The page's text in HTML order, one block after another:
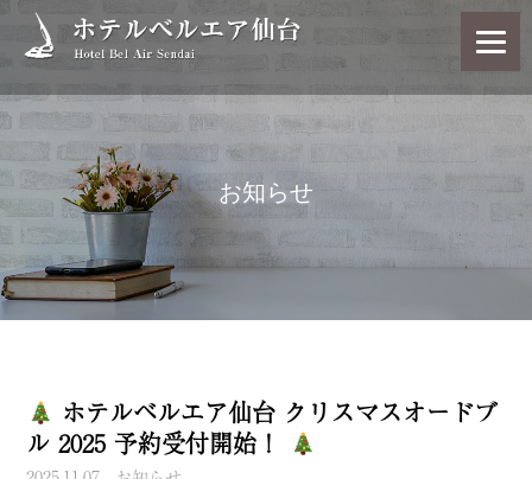
お知らせ
ホテルベルエア仙台 クリスマスオードブ
ル 2025 予約受付開始！